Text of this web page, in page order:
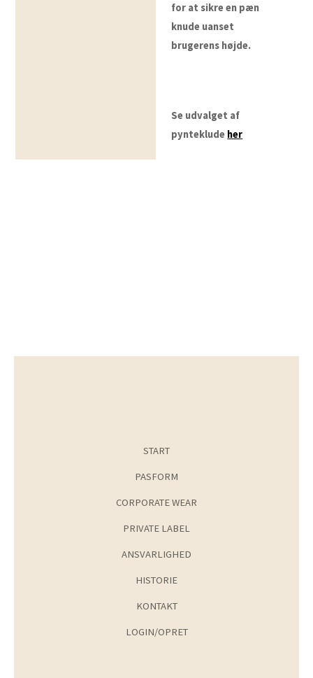
for at sikre en pæn
knude uanset
brugerens højde.
Se udvalget af
pynteklude her
START
PASFORM
CORPORATE WEAR
PRIVATE LABEL
ANSVARLIGHED
HISTORIE
KONTAKT
LOGIN/OPRET